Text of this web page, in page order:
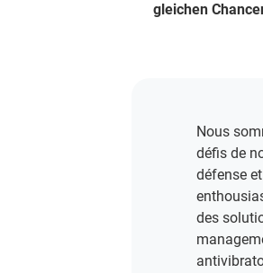
gleichen
Nous
défis de
défense
des